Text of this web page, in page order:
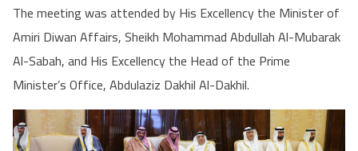
The meeting was attended by His Excellency the Minister of
Amiri Diwan Affairs, Sheikh Mohammad Abdullah Al-Mubarak
Al-Sabah, and His Excellency the Head of the Prime
Minister’s Office, Abdulaziz Dakhil Al-Dakhil.